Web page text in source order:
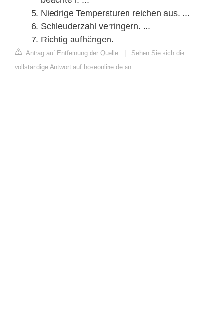
Niedrige Temperaturen reichen aus. ...
Schleuderzahl verringern. ...
Richtig aufhängen.
Antrag auf Entfernung der Quelle | Sehen Sie sich die
vollständige Antwort auf hoseonline.de an